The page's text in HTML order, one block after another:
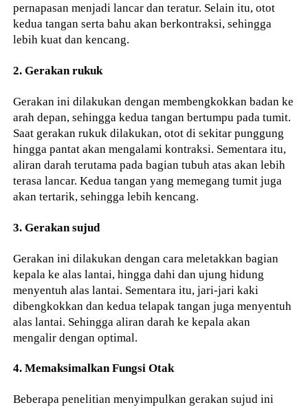
pernapasan menjadi lancar dan teratur. Selain itu, otot
kedua tangan serta bahu akan berkontraksi, sehingga
lebih kuat dan kencang.
2. Gerakan rukuk
Gerakan ini dilakukan dengan membengkokkan badan ke
arah depan, sehingga kedua tangan bertumpu pada tumit.
Saat gerakan rukuk dilakukan, otot di sekitar punggung
hingga pantat akan mengalami kontraksi. Sementara itu,
aliran darah terutama pada bagian tubuh atas akan lebih
terasa lancar. Kedua tangan yang memegang tumit juga
akan tertarik, sehingga lebih kencang.
3. Gerakan sujud
Gerakan ini dilakukan dengan cara meletakkan bagian
kepala ke alas lantai, hingga dahi dan ujung hidung
menyentuh alas lantai. Sementara itu, jari-jari kaki
dibengkokkan dan kedua telapak tangan juga menyentuh
alas lantai. Sehingga aliran darah ke kepala akan
mengalir dengan optimal.
4. Memaksimalkan Fungsi Otak
Beberapa penelitian menyimpulkan gerakan sujud ini